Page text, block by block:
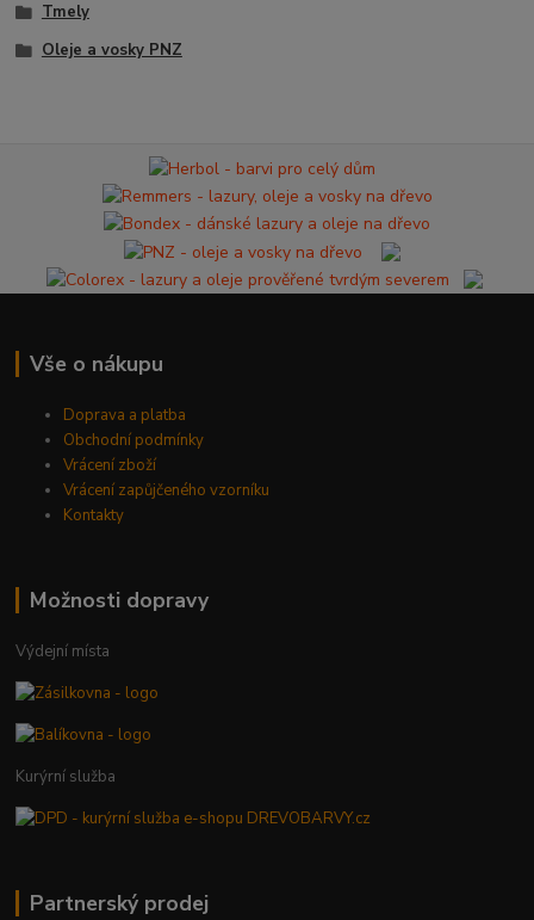
Tmely
Oleje a vosky PNZ
Vše o nákupu
Doprava a platba
Obchodní podmínky
Vrácení zboží
Vrácení zapůjčeného vzorníku
Kontakty
Možnosti dopravy
Výdejní místa
Kurýrní služba
Partnerský prodej